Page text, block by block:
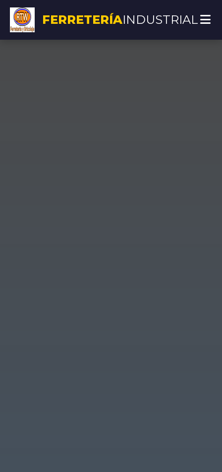
FERRETERÍAINDUSTRIAL